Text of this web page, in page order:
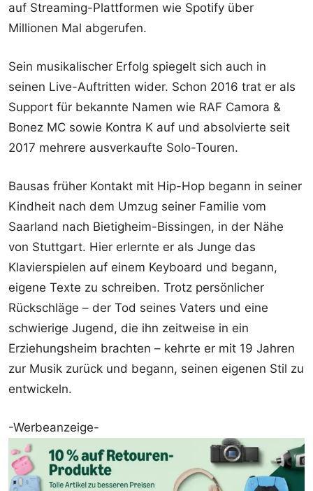
auf Streaming-Plattformen wie Spotify über
Millionen Mal abgerufen.
Sein musikalischer Erfolg spiegelt sich auch in
seinen Live-Auftritten wider. Schon 2016 trat er als
Support für bekannte Namen wie RAF Camora &
Bonez MC sowie Kontra K auf und absolvierte seit
2017 mehrere ausverkaufte Solo-Touren.
Bausas früher Kontakt mit Hip-Hop begann in seiner
Kindheit nach dem Umzug seiner Familie vom
Saarland nach Bietigheim-Bissingen, in der Nähe
von Stuttgart. Hier erlernte er als Junge das
Klavierspielen auf einem Keyboard und begann,
eigene Texte zu schreiben. Trotz persönlicher
Rückschläge – der Tod seines Vaters und eine
schwierige Jugend, die ihn zeitweise in ein
Erziehungsheim brachten – kehrte er mit 19 Jahren
zur Musik zurück und begann, seinen eigenen Stil zu
entwickeln.
-Werbeanzeige-